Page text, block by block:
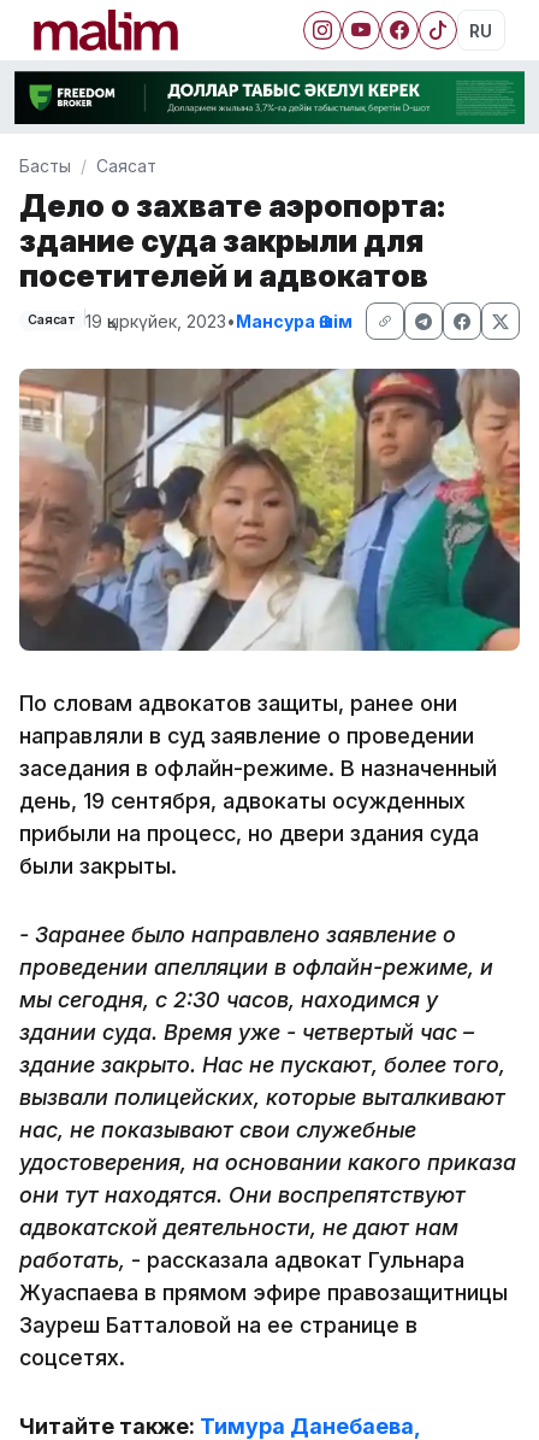
RU
Басты Саясат
Дело о захвате аэропорта:
здание суда закрыли для
посетителей и адвокатов
Саясат 19 қыркүйек, 2023•Мансура Әшім
По словам адвокатов защиты, ранее они
направляли в суд заявление о проведении
заседания в офлайн-режиме. В назначенный
день, 19 сентября, адвокаты осужденных
прибыли на процесс, но двери здания суда
были закрыты.
- Заранее было направлено заявление о
проведении апелляции в офлайн-режиме, и
мы сегодня, с 2:30 часов, находимся у
здании суда. Время уже - четвертый час –
здание закрыто. Нас не пускают, более того,
вызвали полицейских, которые выталкивают
нас, не показывают свои служебные
удостоверения, на основании какого приказа
они тут находятся. Они воспрепятствуют
адвокатской деятельности, не дают нам
работать, - рассказала адвокат Гульнара
Жуаспаева в прямом эфире правозащитницы
Зауреш Батталовой на ее странице в
соцсетях.
Читайте также: Тимура Данебаева,